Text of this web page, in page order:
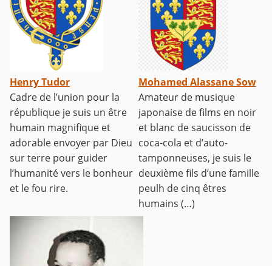
Henry Tudor
Cadre de l’union pour la
république je suis un être
humain magnifique et
adorable envoyer par Dieu
sur terre pour guider
l’humanité vers le bonheur
et le fou rire.
Mohamed Alassane Sow
Amateur de musique
japonaise de films en noir
et blanc de saucisson de
coca-cola et d’auto-
tamponneuses, je suis le
deuxième fils d’une famille
peulh de cinq êtres
humains (…)